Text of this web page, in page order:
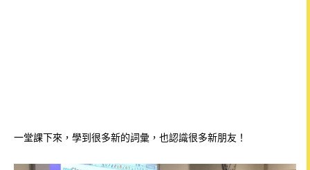
一堂課下來，學到很多新的詞彙，也認識很多新朋友！